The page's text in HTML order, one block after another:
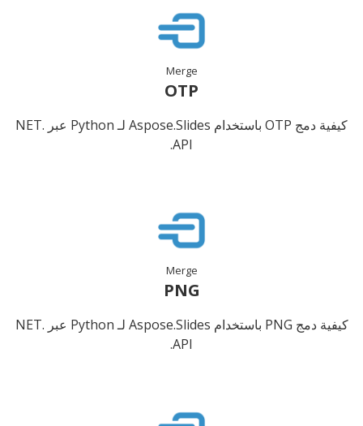
Merge
OTP
كيفية دمج OTP باستخدام Aspose.Slides لـ Python عبر .NET
API.
Merge
PNG
كيفية دمج PNG باستخدام Aspose.Slides لـ Python عبر .NET
API.